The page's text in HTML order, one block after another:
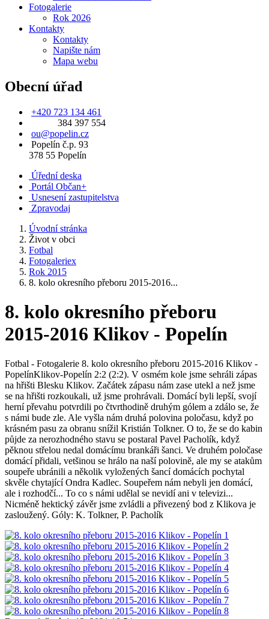
Fotogalerie
Rok 2026
Kontakty
Kontakty
Napište nám
Mapa webu
Obecní úřad
+420 723 134 461
384 397 554
ou@popelin.cz
Popelín č.p. 93
378 55 Popelín
Úřední deska
Portál Občan+
Usnesení zastupitelstva
Zpravodaj
Úvodní stránka
Život v obci
Fotbal
Fotogaleriex
Rok 2015
8. kolo okresního přeboru 2015-2016...
8. kolo okresního přeboru
2015-2016 Klikov - Popelín
Fotbal - Fotogalerie 8. kolo okresního přeboru 2015-2016 Klikov -
PopelínKlikov-Popelín 2:2 (2:2). V osmém kole jsme sehráli zápas
na hřišti Blesku Klikov. Začátek zápasu nám zase utekl a než jsme
se na hřišti rozkoukali, už jsme prohrávali. Domácí byli lepší, svojí
herní převahu potvrdili po čtvrthodině druhým gólem a zdálo se, že
s námi bude zle. Ale vyšla nám druhá polovina poločasu, když po
krásném pasu za obranu snížil Kristián Tolkner. O to, že se do kabin
půjde za nerozhodného stavu se postaral Pavel Pacholík, když
pěknou střelou nedal domácímu brankáři šanci. Ve druhém poločase
domácí přidali, vetšinou se hrálo na naší polovině, ale my se atakům
soupeře ubránili a několik vyložených šancí domácích pochytal
skvěle chytající Ondra Kadlec. Soupeřem nám nebyli jen domácí,
ale i rozhodčí... To co s námi udělal se nevidí ani v televizi...
Nicméně hektický závěr jsme zvládli a přivezený bod z Klikova je
zasloužený. Góly: K. Tolkner, P. Pacholík